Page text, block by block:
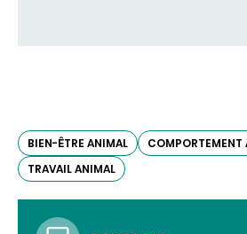
BIEN-ÊTRE ANIMAL
COMPORTEMENT
TRAVAIL ANIMAL